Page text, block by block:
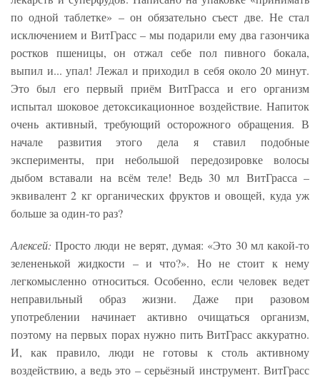
по одной таблетке» – он обязательно съест две. Не стал
исключением и ВитГрасс – мы подарили ему два газончика
ростков пшеницы, он отжал себе пол пивного бокала,
выпил и... упал! Лежал и приходил в себя около 20 минут.
Это был его первый приём ВитГрасса и его организм
испытал шоковое детоксикационное воздействие. Напиток
очень активный, требующий осторожного обращения. В
начале развития этого дела я ставил подобные
эксперименты, при небольшой передозировке волосы
дыбом вставали на всём теле! Ведь 30 мл ВитГрасса –
эквивалент 2 кг органических фруктов и овощей, куда уж
больше за один-то раз?
Алексей:Просто люди не верят, думая: «Это 30 мл какой-то
зелененькой жидкости – и что?». Но не стоит к нему
легкомысленно относиться. Особенно, если человек ведет
неправильный образ жизни. Даже при разовом
употреблении начинает активно очищаться организм,
поэтому на первых порах нужно пить ВитГрасс аккуратно.
И, как правило, люди не готовы к столь активному
воздействию, а ведь это – серьёзный инструмент. ВитГрасс